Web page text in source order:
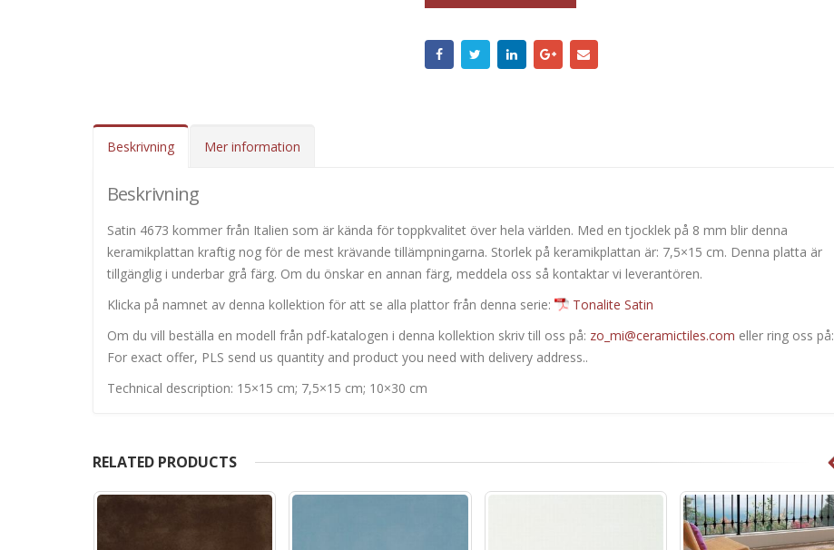
Beskrivning Mer information
Beskrivning
Satin 4673 kommer från Italien som är kända för toppkvalitet över hela världen. Med en tjocklek på 8 mm blir denna
keramikplattan kraftig nog för de mest krävande tillämpningarna. Storlek på keramikplattan är: 7,5×15 cm. Denna platta är
tillgänglig i underbar grå färg. Om du önskar en annan färg, meddela oss så kontaktar vi leverantören.
Klicka på namnet av denna kollektion för att se alla plattor från denna serie:
Tonalite Satin
Om du vill beställa en modell från pdf-katalogen i denna kollektion skriv till oss på: zo_mi@ceramictiles.com eller ring oss på:
For exact offer, PLS send us quantity and product you need with delivery address..
Technical description: 15×15 cm; 7,5×15 cm; 10×30 cm
RELATED PRODUCTS